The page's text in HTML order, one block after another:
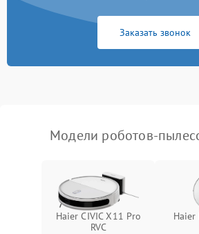
Заказать звонок
Модели роботов-
Haier CIVIC X11 Pro
RVC
Haier